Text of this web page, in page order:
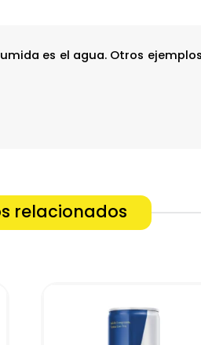
es el agua. Otros
relacionados